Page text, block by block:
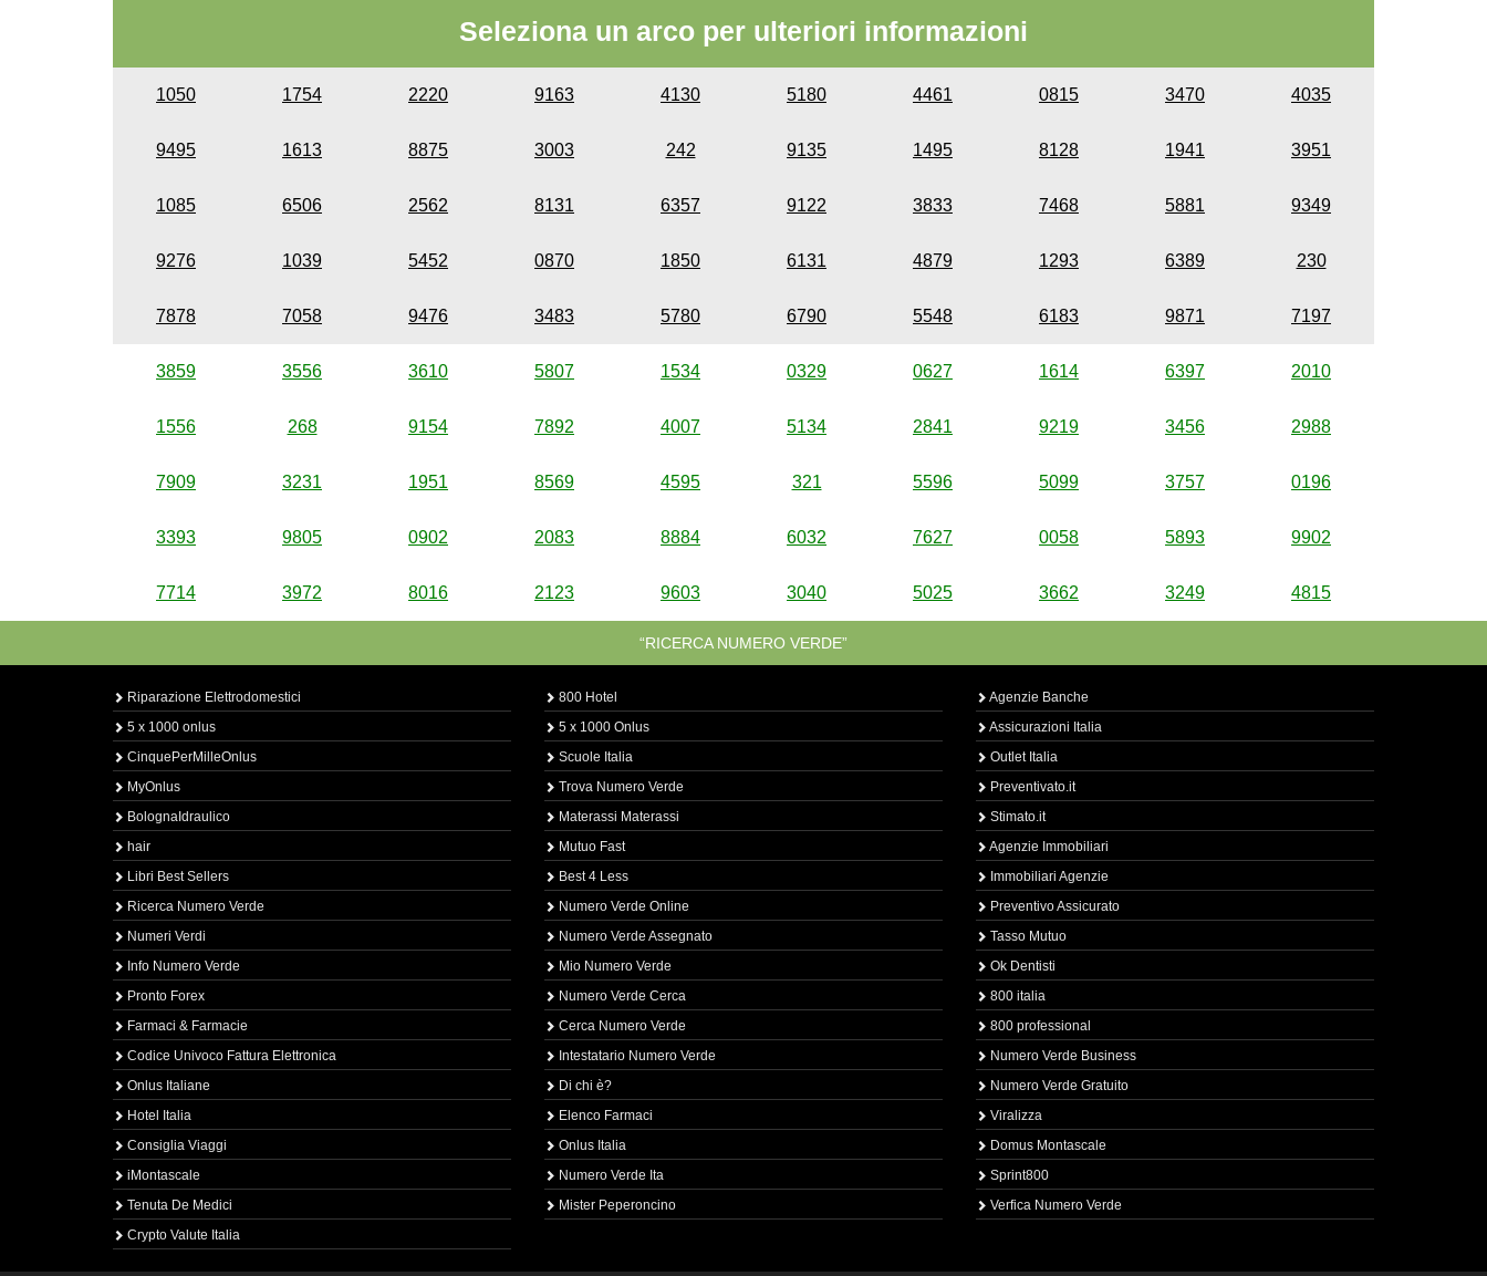
Seleziona un arco per ulteriori informazioni
1050 1754 2220 9163 4130 5180 4461 0815 3470 4035
9495 1613 8875 3003 242 9135 1495 8128 1941 3951
1085 6506 2562 8131 6357 9122 3833 7468 5881 9349
9276 1039 5452 0870 1850 6131 4879 1293 6389 230
7878 7058 9476 3483 5780 6790 5548 6183 9871 7197
3859 3556 3610 5807 1534 0329 0627 1614 6397 2010
1556 268 9154 7892 4007 5134 2841 9219 3456 2988
7909 3231 1951 8569 4595 321 5596 5099 3757 0196
3393 9805 0902 2083 8884 6032 7627 0058 5893 9902
7714 3972 8016 2123 9603 3040 5025 3662 3249 4815
“RICERCA NUMERO VERDE”
Riparazione Elettrodomestici
5 x 1000 onlus
CinquePerMilleOnlus
MyOnlus
BolognaIdraulico
hair
Libri Best Sellers
Ricerca Numero Verde
Numeri Verdi
Info Numero Verde
Pronto Forex
Farmaci & Farmacie
Codice Univoco Fattura Elettronica
Onlus Italiane
Hotel Italia
Consiglia Viaggi
iMontascale
Tenuta De Medici
Crypto Valute Italia
800 Hotel
5 x 1000 Onlus
Scuole Italia
Trova Numero Verde
Materassi Materassi
Mutuo Fast
Best 4 Less
Numero Verde Online
Numero Verde Assegnato
Mio Numero Verde
Numero Verde Cerca
Cerca Numero Verde
Intestatario Numero Verde
Di chi è?
Elenco Farmaci
Onlus Italia
Numero Verde Ita
Mister Peperoncino
Agenzie Banche
Assicurazioni Italia
Outlet Italia
Preventivato.it
Stimato.it
Agenzie Immobiliari
Immobiliari Agenzie
Preventivo Assicurato
Tasso Mutuo
Ok Dentisti
800 italia
800 professional
Numero Verde Business
Numero Verde Gratuito
Viralizza
Domus Montascale
Sprint800
Verfica Numero Verde